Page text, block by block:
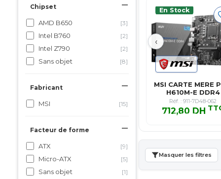
Chipset
AMD B650 [3]
Intel B760 [2]
Intel Z790 [2]
Sans objet [8]
Fabricant
MSI [15]
Facteur de forme
ATX [9]
Micro-ATX [5]
Sans objet [1]
‹
En Stock
MSI CARTE MERE
H610M-E DDR4
Réf. : 911-7D48-062
712,80 DH
712,80 DH TTC
Masquer les filtres